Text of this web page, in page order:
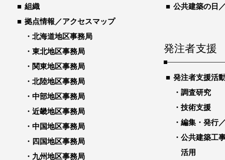
組織
拠点情報／アクセスマップ
北海道地区事務局
東北地区事務局
関東地区事務局
北陸地区事務局
中部地区事務局
近畿地区事務局
中国地区事務局
四国地区事務局
九州地区事務局
公共建築の日
発注者支援
発注者支援活
調査研究
技術支援
編集・発行
公共建築工
活用